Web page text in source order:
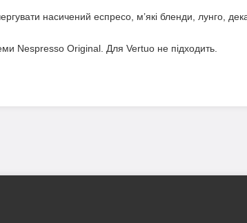
насичений еспресо, м’які бленди, лунго,
Nespresso Original. Для Vertuo не підходить.